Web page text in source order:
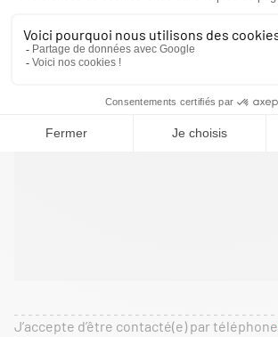
J’accepte d’être contacté(e) par téléphone